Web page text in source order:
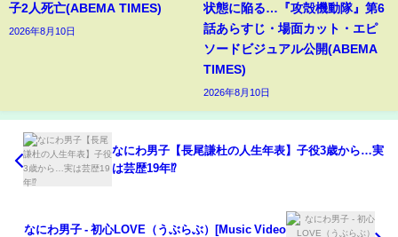
子2人死亡(ABEMA TIMES)
2026年8月10日
状態に陥る…『攻殻機動隊』第6
話あらすじ・場面カット・エピ
ソードビジュアル公開(ABEMA
TIMES)
2026年8月10日
なにわ男子【長尾謙杜の人生年表】子役3歳から…実
は芸歴19年⁉
なにわ男子 - 初心LOVE（うぶらぶ）[Music Video